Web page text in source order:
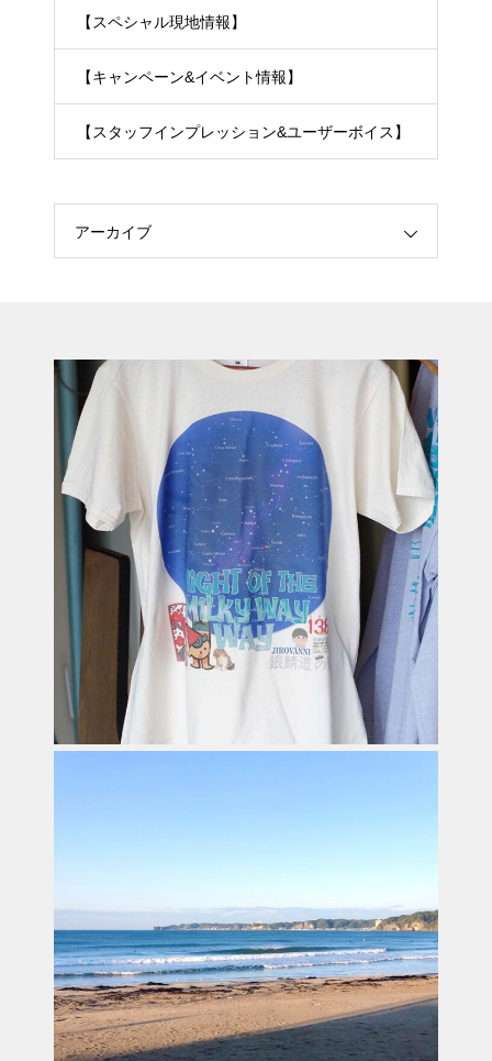
【スペシャル現地情報】
【キャンペーン&イベント情報】
【スタッフインプレッション&ユーザーボイス】
アーカイブ